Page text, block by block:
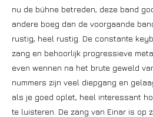
nu de bühne betreden, deze band
andere boeg dan de voorgaande
rustig, heel rustig. De constante
zang en behoorlijk progressieve
even wennen na het brute geweld
nummers zijn veel diepgang en
als je goed oplet, heel interessant
te luisteren. De zang van Einar is op